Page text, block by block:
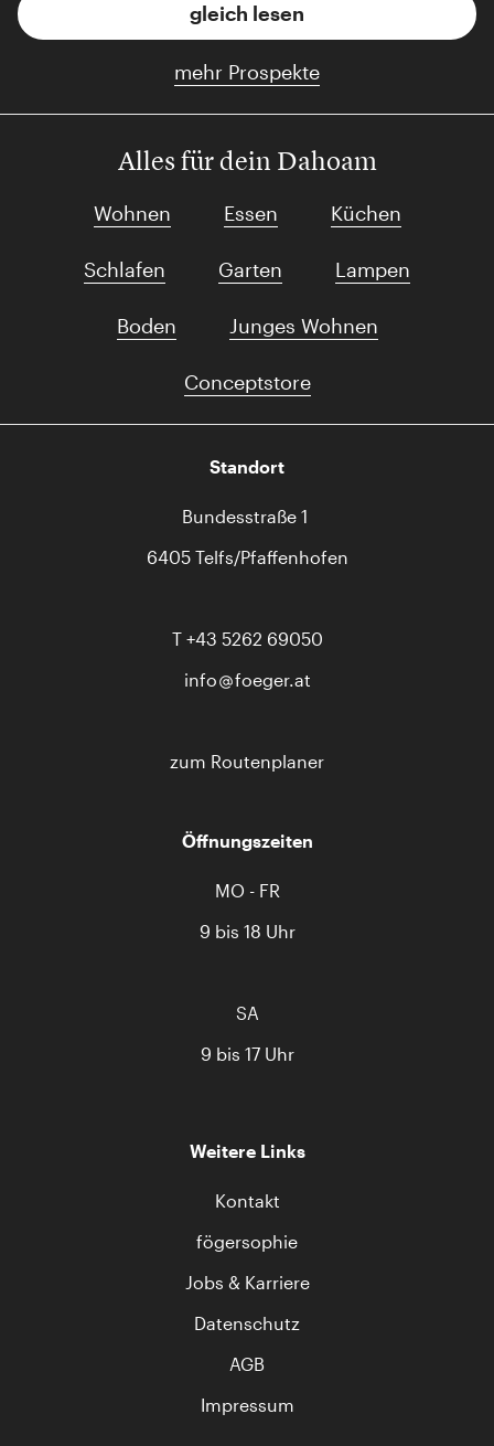
gleich lesen
mehr Prospekte
Alles für dein Dahoam
Wohnen Essen Küchen
Schlafen Garten Lampen
Boden Junges Wohnen
Conceptstore
Standort
Bundesstraße 1
6405 Telfs/Pfaffenhofen
T +43 5262 69050
info
foeger.at
zum Routenplaner
Öffnungszeiten
MO - FR
9 bis 18 Uhr
SA
9 bis 17 Uhr
Weitere Links
Kontakt
fögersophie
Jobs & Karriere
Datenschutz
AGB
Impressum